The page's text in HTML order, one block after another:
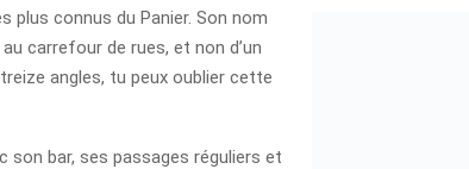
plus connus du Panier. Son nom
carrefour de rues, et non d’un
angles, tu peux oublier cette
son bar, ses passages réguliers et